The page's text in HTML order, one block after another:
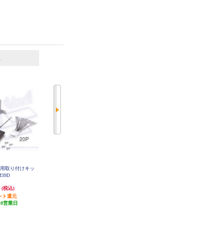
取り付けキッ
(税込)
ト還元
営業日